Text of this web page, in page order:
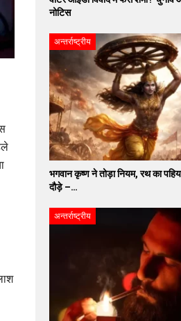
नोटिस
अन्तर्राष्ट्रीय
भगवान कृष्ण ने तोड़ा नियम, रथ का
दौड़े –…
अन्तर्राष्ट्रीय